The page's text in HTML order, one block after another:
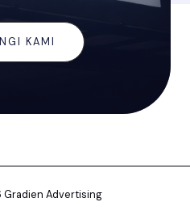
KAMI
Gradien Advertising